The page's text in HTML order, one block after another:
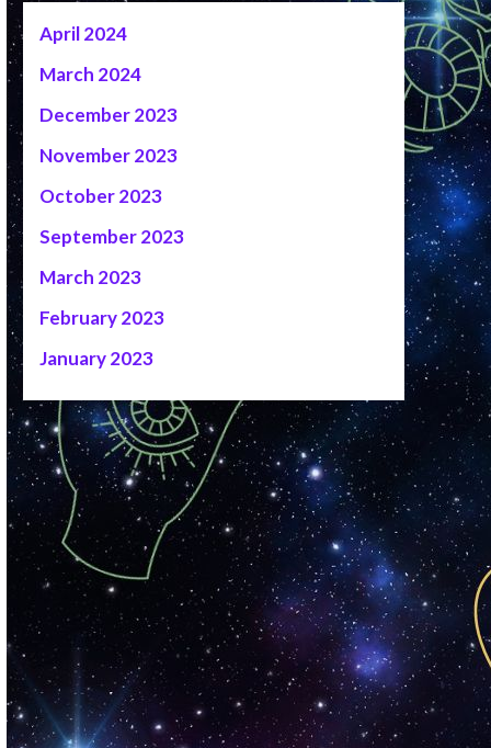
April 2024
March 2024
December 2023
November 2023
October 2023
September 2023
March 2023
February 2023
January 2023